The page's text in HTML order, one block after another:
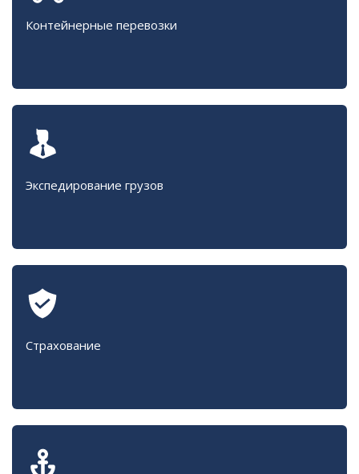
Контейнерные перевозки
Экспедирование грузов
Страхование